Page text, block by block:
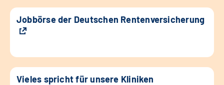
Jobbörse der Deutschen Rentenversicherung
Vieles spricht für unsere Kliniken